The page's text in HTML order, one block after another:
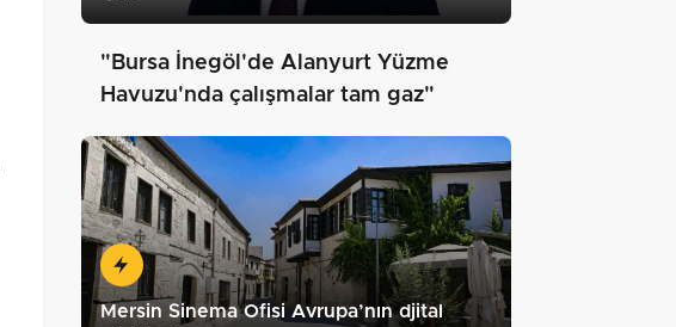
"Bursa İnegöl'de Alanyurt Yüzme
Havuzu'nda çalışmalar tam gaz"
Mersin Sinema Ofisi Avrupa’nın djital